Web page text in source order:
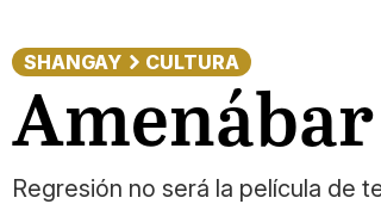
SHANGAY CULTURA
Regresión no será la película de